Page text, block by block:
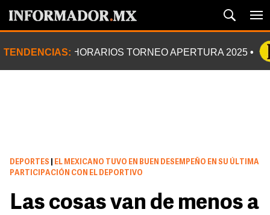
TENDENCIAS: HORARIOS TORNEO APERTURA 2025
DEPORTES
EL MEXICANO TUVO EN BUEN DESEMPEÑO EN SU ÚLTIMA
PARTICIPACIÓN CON EL DEPORTIVO
Las cosas van de menos a